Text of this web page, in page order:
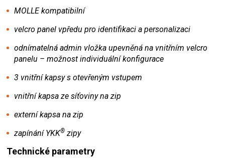
MOLLE kompatibilní
velcro panel vpředu pro identifikaci a personalizaci
odnímatelná admin vložka upevněná na vnitřním velcro
panelu – možnost individuální konfigurace
3 vnitřní kapsy s otevřeným vstupem
vnitřní kapsa ze síťoviny na zip
externí kapsa na zip
zapínání YKK® zipy
Technické parametry